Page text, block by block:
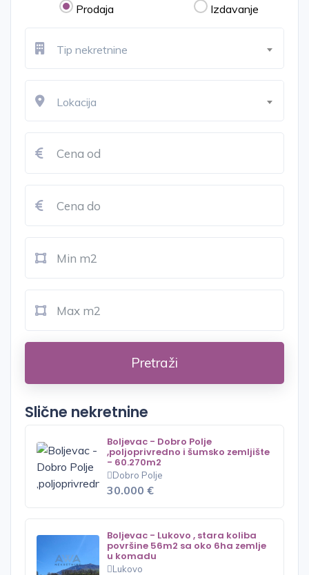
Prodaja Izdavanje
Tip nekretnine
Lokacija
Pretraži
Slične nekretnine
Boljevac - Dobro Polje
,poljoprivredno i šumsko zemljište
- 60.270m2
Dobro Polje
30.000 €
Boljevac - Lukovo , stara koliba
površine 56m2 sa oko 6ha zemlje
u komadu
Lukovo